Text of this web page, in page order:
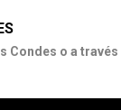
Condes o a través